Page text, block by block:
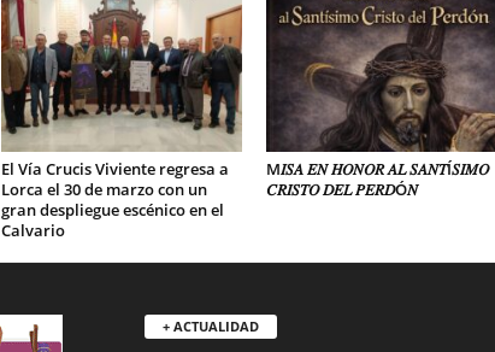
El Vía Crucis Viviente regresa a
Lorca el 30 de marzo con un
gran despliegue escénico en el
Calvario
M𝐼𝑆𝐴 𝐸𝑁 𝐻𝑂𝑁𝑂𝑅 𝐴𝐿 𝑆𝐴𝑁𝑇Í𝑆𝐼𝑀𝑂
𝐶𝑅𝐼𝑆𝑇𝑂 𝐷𝐸𝐿 𝑃𝐸𝑅𝐷Ó𝑁
+ ACTUALIDAD